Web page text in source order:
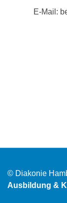
E-Mail:
© Diakonie
Ausbildung &